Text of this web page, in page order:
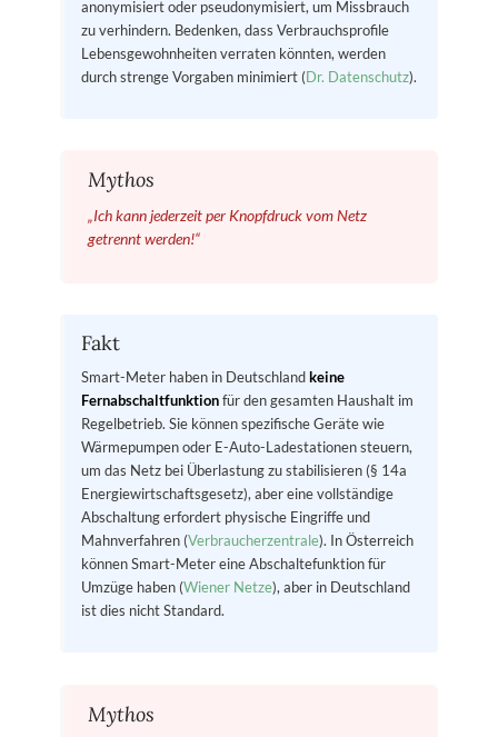
anonymisiert oder pseudonymisiert, um Missbrauch
zu verhindern. Bedenken, dass Verbrauchsprofile
Lebensgewohnheiten verraten könnten, werden
durch strenge Vorgaben minimiert (Dr. Datenschutz).
Mythos
„Ich kann jederzeit per Knopfdruck vom Netz
getrennt werden!“
Fakt
Smart-Meter haben in Deutschlandkeine
Fernabschaltfunktionfür den gesamten Haushalt im
Regelbetrieb. Sie können spezifische Geräte wie
Wärmepumpen oder E-Auto-Ladestationen steuern,
um das Netz bei Überlastung zu stabilisieren (§ 14a
Energiewirtschaftsgesetz), aber eine vollständige
Abschaltung erfordert physische Eingriffe und
Mahnverfahren (Verbraucherzentrale). In Österreich
können Smart-Meter eine Abschaltefunktion für
Umzüge haben (Wiener Netze), aber in Deutschland
ist dies nicht Standard.
Mythos